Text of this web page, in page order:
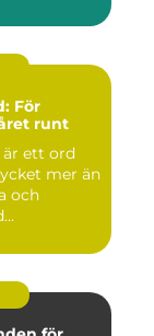
För
runt
är ett ord
mer än
och